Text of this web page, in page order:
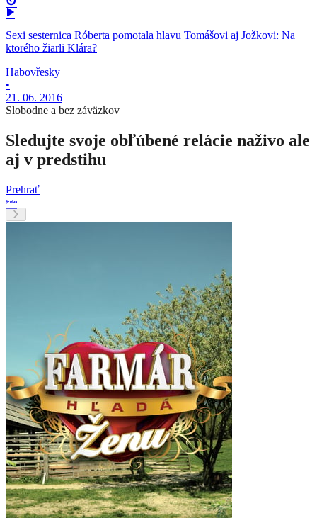
Sexi sesternica Róberta pomotala hlavu Tomášovi aj Jožkovi: Na
ktorého žiarli Klára?
Habovřesky
•
21. 06. 2016
Slobodne a bez záväzkov
Sledujte svoje obľúbené relácie naživo ale
aj v predstihu
Prehrať